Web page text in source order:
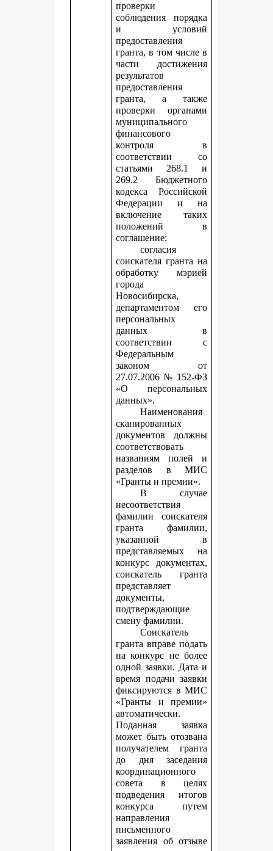
проверки
соблюдения порядка
и условий
предоставления
гранта, в том числе в
части достижения
результатов
предоставления
гранта, а также
проверки органами
муниципального
финансового
контроля в
соответствии со
статьями 268.1 и
269.2 Бюджетного
кодекса Российской
Федерации и на
включение таких
положений в
соглашение;
согласия
соискателя гранта на
обработку мэрией
города
Новосибирска,
департаментом его
персональных
данных в
соответствии с
Федеральным
законом от
27.07.2006 № 152-ФЗ
«О персональных
данных».
Наименования
сканированных
документов должны
соответствовать
названиям полей и
разделов в МИС
«Гранты и премии».
В случае
несоответствия
фамилии соискателя
гранта фамилии,
указанной в
представляемых на
конкурс документах,
соискатель гранта
представляет
документы,
подтверждающие
смену фамилии.
Соискатель
гранта вправе подать
на конкурс не более
одной заявки. Дата и
время подачи заявки
фиксируются в МИС
«Гранты и премии»
автоматически.
Поданная заявка
может быть отозвана
получателем гранта
до дня заседания
координационного
совета в целях
подведения итогов
конкурса путем
направления
письменного
заявления об отзыве